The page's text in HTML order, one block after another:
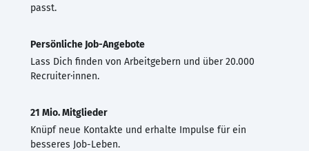
passt.
Persönliche Job-Angebote
Lass Dich finden von Arbeitgebern und über 20.000
Recruiter·innen.
21 Mio. Mitglieder
Knüpf neue Kontakte und erhalte Impulse für ein
besseres Job-Leben.